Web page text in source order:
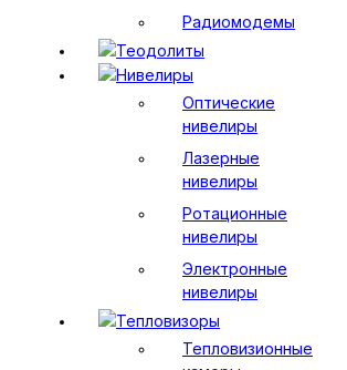
Радиомодемы
Теодолиты
Нивелиры
Оптические
нивелиры
Лазерные
нивелиры
Ротационные
нивелиры
Электронные
нивелиры
Тепловизоры
Тепловизионные